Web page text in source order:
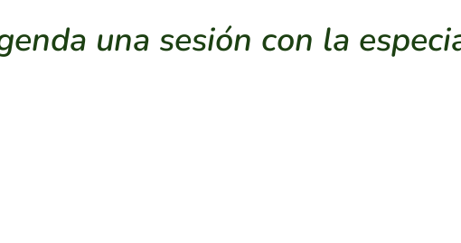
una sesión con la